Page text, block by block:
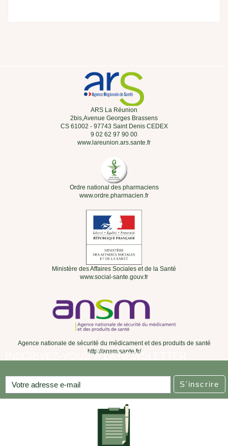
ARS La Réunion
2bis,Avenue Georges Brassens
CS 61002 - 97743 Saint Denis CEDEX
9 02 62 97 90 00
www.lareunion.ars.sante.fr
Ordre national des pharmaciens
www.ordre.pharmacien.fr
Ministère des Affaires Sociales et de la Santé
www.social-sante.gouv.fr
Agence nationale de sécurité du médicament et des produits de santé
http://ansm.sante.fr/
INSCRIVEZ-VOUS À LA NEWSLETTER
S'inscrire